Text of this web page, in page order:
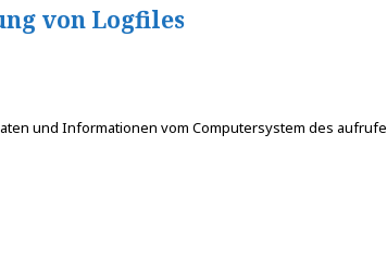
von Logfiles
und Informationen vom Computersystem des